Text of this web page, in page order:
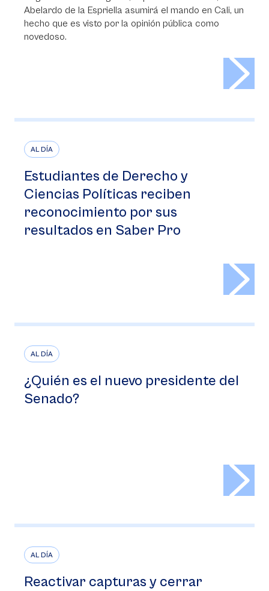
Abelardo de la Espriella asumirá el mando en Cali, un
hecho que es visto por la opinión pública como
novedoso.
AL DÍA
Estudiantes de Derecho y
Ciencias Políticas reciben
reconocimiento por sus
resultados en Saber Pro
AL DÍA
¿Quién es el nuevo presidente del
Senado?
AL DÍA
Reactivar capturas y cerrar